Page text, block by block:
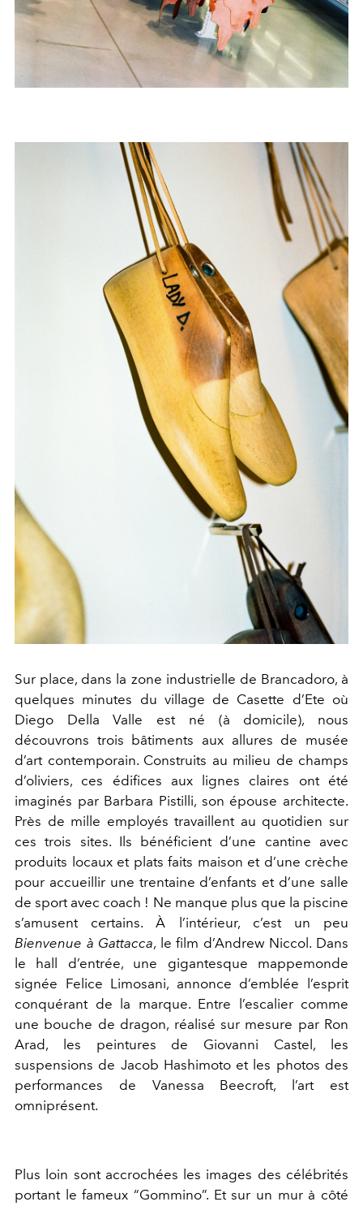
Sur place, dans la zone industrielle de Brancadoro, à
quelques minutes du village de Casette d’Ete où
Diego Della Valle est né (à domicile), nous
découvrons trois bâtiments aux allures de musée
d’art contemporain. Construits au milieu de champs
d’oliviers, ces édifices aux lignes claires ont été
imaginés par Barbara Pistilli, son épouse architecte.
Près de mille employés travaillent au quotidien sur
ces trois sites. Ils bénéficient d’une cantine avec
produits locaux et plats faits maison et d’une crèche
pour accueillir une trentaine d’enfants et d’une salle
de sport avec coach ! Ne manque plus que la piscine
s’amusent certains. À l’intérieur, c’est un peu
Bienvenue à Gattacca, le film d’Andrew Niccol. Dans
le hall d’entrée, une gigantesque mappemonde
signée Felice Limosani, annonce d’emblée l’esprit
conquérant de la marque. Entre l’escalier comme
une bouche de dragon, réalisé sur mesure par Ron
Arad, les peintures de Giovanni Castel, les
suspensions de Jacob Hashimoto et les photos des
performances de Vanessa Beecroft, l’art est
omniprésent.
Plus loin sont accrochées les images des célébrités
portant le fameux “Gommino”. Et sur un mur à côté